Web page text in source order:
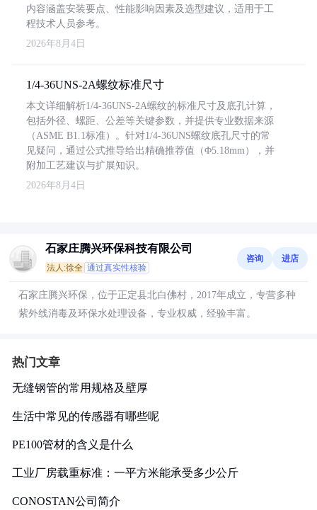
内容涵盖安装要点、性能影响因素及选型建议，适用于工
程技术人员参考。
2026年8月4日
1/4-36UNS-2A螺纹标准尺寸
本文详细解析1/4-36UNS-2A螺纹的标准尺寸及底孔计算，
包括外径、螺距、公差等关键参数，并提供专业数据来源
（ASME B1.1标准）。针对1/4-36UNS螺纹底孔尺寸的常
见疑问，通过公式推导给出精确推荐值（Φ5.18mm），并
附加工艺建议与扩展知识。
2026年8月4日
石家庄腾兴环保科技有限公司
法人:徐全 通过真实性核验
咨询 进店
石家庄腾兴环保，位于正定县北白佛村，2017年成立，专营多种
紫外线消毒及环保水处理设备，专业权威，经验丰富。
热门文章
无缝钢管的常用规格及壁厚
生活中常见的传感器有哪些呢
PE100管材的含义是什么
工业厂房载重标准：一平方米能承受多少公斤
CONOSTAN公司简介